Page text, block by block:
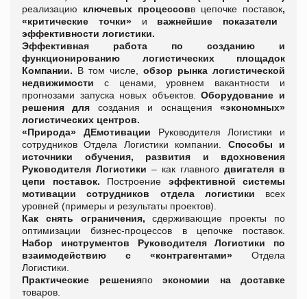
реализацию ключевых процессовв цепочке поставок,
«критические точки» и важнейшие показатели
эффективности логистики.
Эффективная работа по созданию и
функционированию логистических площадок
Компании. В том числе, обзор рынка логистической
недвижимости с ценами, уровнем вакантности и
прогнозами запуска новых объектов.Оборудование и
решения для создания и оснащения«экономных»
логистических центров.
«Природа» ДЕмотивации Руководителя Логистики и
сотрудников Отдела Логистики компании. Способы и
источники обучения, развития и вдохновения
Руководителя Логистики – как главного двигателя в
цепи поставок. Построение эффективной системы
мотивации сотрудников отдела логистики всех
уровней (примеры и результаты проектов).
Как снять ограничения,сдерживающие проекты по
оптимизации бизнес-процессов в цепочке поставок.
Набор инструментов Руководителя Логистики по
взаимодействию с «контрагентами» Отдела
Логистики.
Практические решенияпо экономии на доставке
товаров.